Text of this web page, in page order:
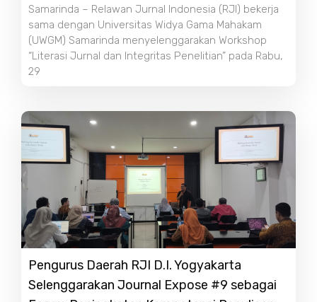
Samarinda – Relawan Jurnal Indonesia (RJI) bekerja
sama dengan Universitas Widya Gama Mahakam
(UWGM) Samarinda menyelenggarakan Workshop
“Literasi Jurnal dan Integritas Penelitian” pada Rabu,
29
Pengurus Daerah RJI D.I. Yogyakarta
Selenggarakan Journal Expose #9 sebagai